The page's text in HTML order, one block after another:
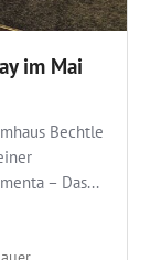
im Mai
Bechtle
– Das...